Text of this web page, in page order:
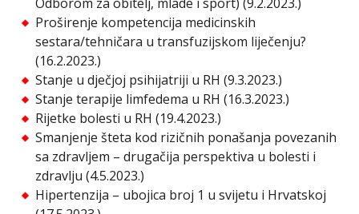
Proširenje kompetencija medicinskih
sestara/tehničara u transfuzijskom liječenju?
(16.2.2023.)
Stanje u dječjoj psihijatriji u RH (9.3.2023.)
Stanje terapije limfedema u RH (16.3.2023.)
Rijetke bolesti u RH (19.4.2023.)
Smanjenje šteta kod rizičnih ponašanja povezanih
sa zdravljem – drugačija perspektiva u bolesti i
zdravlju (4.5.2023.)
Hipertenzija – ubojica broj 1 u svijetu i Hrvatskoj